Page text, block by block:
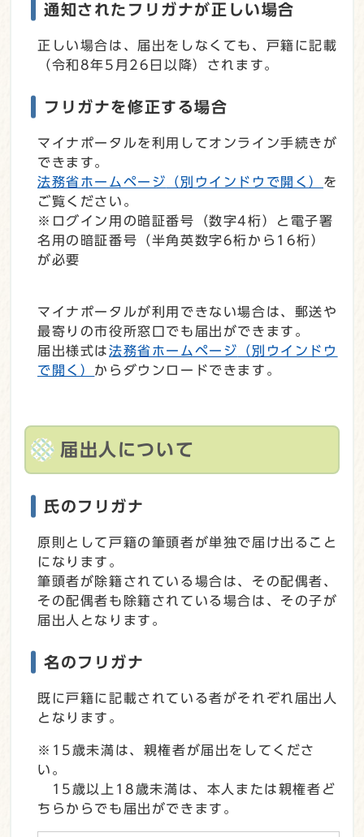
通知されたフリガナが正しい場合
正しい場合は、届出をしなくても、戸籍に記載
（令和8年5月26日以降）されます。
フリガナを修正する場合
マイナポータルを利用してオンライン手続きが
できます。
法務省ホームページ （別ウインドウで開く） を
ご覧ください。
※ログイン用の暗証番号（数字4桁）と電子署
名用の暗証番号（半角英数字6桁から16桁）
が必要
マイナポータルが利用できない場合は、郵送や
最寄りの市役所窓口でも届出ができます。
届出様式は法務省ホームページ （別ウインドウ
で開く） からダウンロードできます。
届出人について
氏のフリガナ
原則として戸籍の筆頭者が単独で届け出ること
になります。
筆頭者が除籍されている場合は、その配偶者、
その配偶者も除籍されている場合は、その子が
届出人となります。
名のフリガナ
既に戸籍に記載されている者がそれぞれ届出人
となります。
※15歳未満は、親権者が届出をしてくださ
い。
15歳以上18歳未満は、本人または親権者ど
ちらからでも届出ができます。